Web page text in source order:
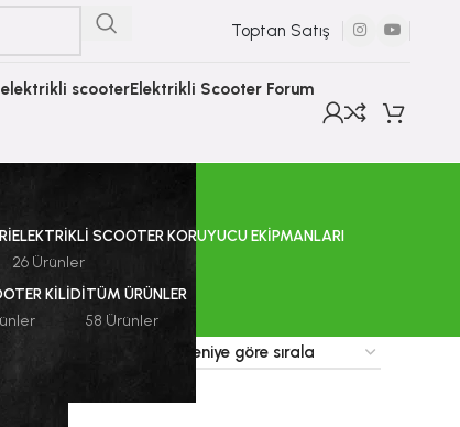
Toptan Satış
scooterElektrikli Scooter Forum
ELEKTRIKLI SCOOTER KORUYUCU EKIPMANLARI
26 Ürünler
KILIDITÜM ÜRÜNLER
58 Ürünler